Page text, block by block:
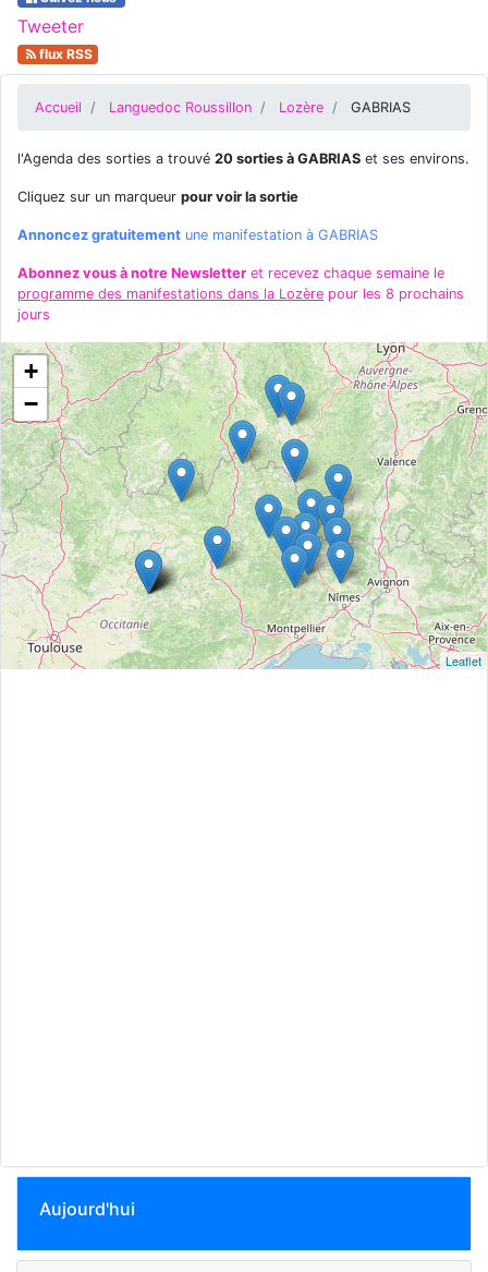
Tweeter
flux RSS
Accueil Languedoc Roussillon Lozère GABRIAS
l'Agenda des sorties a trouvé 20 sorties à GABRIAS et ses environs.
Cliquez sur un marqueur pour voir la sortie
Annoncez gratuitement une manifestation à GABRIAS
Abonnez vous à notre Newsletter et recevez chaque semaine le
programme des manifestations dans la Lozère pour les 8 prochains
jours
+
−
Leaflet
Aujourd'hui